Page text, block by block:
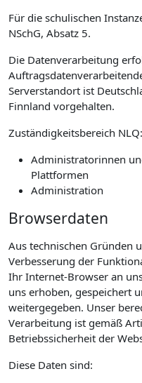
Für die schulischen
NSchG, Absatz 5.
Die Datenverarbeitung
Serverstandort ist
Finnland vorgehalten.
Zuständigkeitsbereich NLQ:
Administratorinnen
Plattformen
Administration
Browserdaten
Aus technischen Gründen
Verbesserung der
Ihr Internet-Browser an
uns erhoben, gespeichert
weitergegeben. Unser
Verarbeitung ist gemäß
Betriebssicherheit der
Diese Daten sind: